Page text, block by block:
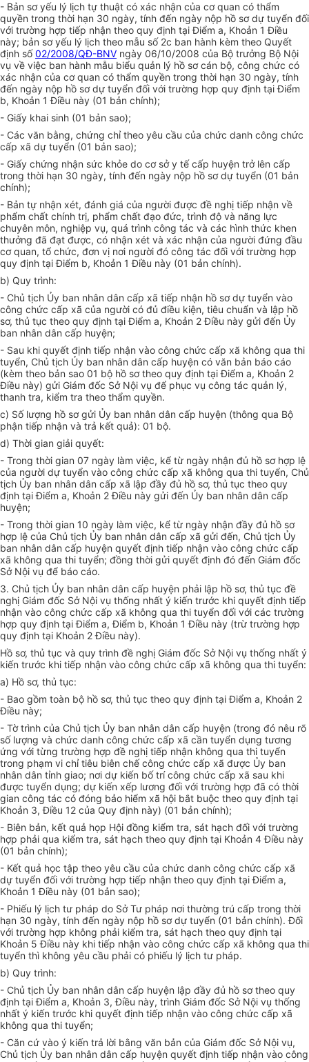
- Bản sơ yếu lý lịch tự thuật có xác nhận của cơ quan có thẩm
quyền trong thời hạn 30 ngày, tính đến ngày nộp hồ sơ dự tuyển đối
với trường hợp tiếp nhận theo quy định tại Điểm a, Khoản 1 Điều
này; bản sơ yếu lý lịch theo mẫu số 2c ban hành kèm theo Quyết
định số02/2008/QĐ-BNV ngày 06/10/2008 của Bộ trưởng Bộ Nội
vụ về việc ban hành mẫu biểu quản lý hồ sơ cán bộ, công chức có
xác nhận của cơ quan có thẩm quyền trong thời hạn 30 ngày, tính
đến ngày nộp hồ sơ dự tuyển đối với trường hợp quy định tại Điểm
b, Khoản 1 Điều này (01 bản chính);
- Giấy khai sinh (01 bản sao);
- Các văn bằng, chứng chỉ theo yêu cầu của chức danh công chức
cấp xã dự tuyển (01 bản sao);
- Giấy chứng nhận sức khỏe do cơ sở y tế cấp huyện trở lên cấp
trong thời hạn 30 ngày, tính đến ngày nộp hồ sơ dự tuyển (01 bản
chính);
- Bản tự nhận xét, đánh giá của người được đề nghị tiếp nhận về
phẩm chất chính trị, phẩm chất đạo đức, trình độ và năng lực
chuyên môn, nghiệp vụ, quá trình công tác và các hình thức khen
thưởng đã đạt được, có nhận xét và xác nhận của người đứng đầu
cơ quan, tổ chức, đơn vị nơi người đó công tác đối với trường hợp
quy định tại Điểm b, Khoản 1 Điều này (01 bản chính).
b) Quy trình:
- Chủ tịch Ủy ban nhân dân cấp xã tiếp nhận hồ sơ dự tuyển vào
công chức cấp xã của người có đủ điều kiện, tiêu chuẩn và lập hồ
sơ, thủ tục theo quy định tại Điểm a, Khoản 2 Điều này gửi đến Ủy
ban nhân dân cấp huyện;
- Sau khi quyết định tiếp nhận vào công chức cấp xã không qua thi
tuyển, Chủ tịch Ủy ban nhân dân cấp huyện có văn bản báo cáo
(kèm theo bản sao 01 bộ hồ sơ theo quy định tại Điểm a, Khoản 2
Điều này) gửi Giám đốc Sở Nội vụ để phục vụ công tác quản lý,
thanh tra, kiểm tra theo thẩm quyền.
c) Số lượng hồ sơ gửi Ủy ban nhân dân cấp huyện (thông qua Bộ
phận tiếp nhận và trả kết quả): 01 bộ.
d) Thời gian giải quyết:
- Trong thời gian 07 ngày làm việc, kể từ ngày nhận đủ hồ sơ hợp lệ
của người dự tuyển vào công chức cấp xã không qua thi tuyển, Chủ
tịch Ủy ban nhân dân cấp xã lập đầy đủ hồ sơ, thủ tục theo quy
định tại Điểm a, Khoản 2 Điều này gửi đến Ủy ban nhân dân cấp
huyện;
- Trong thời gian 10 ngày làm việc, kể từ ngày nhận đầy đủ hồ sơ
hợp lệ của Chủ tịch Ủy ban nhân dân cấp xã gửi đến, Chủ tịch Ủy
ban nhân dân cấp huyện quyết định tiếp nhận vào công chức cấp
xã không qua thi tuyển; đồng thời gửi quyết định đó đến Giám đốc
Sở Nội vụ để báo cáo.
3. Chủ tịch Ủy ban nhân dân cấp huyện phải lập hồ sơ, thủ tục đề
nghị Giám đốc Sở Nội vụ thống nhất ý kiến trước khi quyết định tiếp
nhận vào công chức cấp xã không qua thi tuyển đối với các trường
hợp quy định tại Điểm a, Điểm b, Khoản 1 Điều này (trừ trường hợp
quy định tại Khoản 2 Điều này).
Hồ sơ, thủ tục và quy trình đề nghị Giám đốc Sở Nội vụ thống nhất ý
kiến trước khi tiếp nhận vào công chức cấp xã không qua thi tuyển:
a) Hồ sơ, thủ tục:
- Bao gồm toàn bộ hồ sơ, thủ tục theo quy định tại Điểm a, Khoản 2
Điều này;
- Tờ trình của Chủ tịch Ủy ban nhân dân cấp huyện (trong đó nêu rõ
số lượng và chức danh công chức cấp xã cần tuyển dụng tương
ứng với từng trường hợp đề nghị tiếp nhận không qua thi tuyển
trong phạm vi chỉ tiêu biên chế công chức cấp xã được Ủy ban
nhân dân tỉnh giao; nơi dự kiến bố trí công chức cấp xã sau khi
được tuyển dụng; dự kiến xếp lương đối với trường hợp đã có thời
gian công tác có đóng bảo hiểm xã hội bắt buộc theo quy định tại
Khoản 3, Điều 12 của Quy định này) (01 bản chính);
- Biên bản, kết quả họp Hội đồng kiểm tra, sát hạch đối với trường
hợp phải qua kiểm tra, sát hạch theo quy định tại Khoản 4 Điều này
(01 bản chính);
- Kết quả học tập theo yêu cầu của chức danh công chức cấp xã
dự tuyển đối với trường hợp tiếp nhận theo quy định tại Điểm a,
Khoản 1 Điều này (01 bản sao);
- Phiếu lý lịch tư pháp do Sở Tư pháp nơi thường trú cấp trong thời
hạn 30 ngày, tính đến ngày nộp hồ sơ dự tuyển (01 bản chính). Đối
với trường hợp không phải kiểm tra, sát hạch theo quy định tại
Khoản 5 Điều này khi tiếp nhận vào công chức cấp xã không qua thi
tuyển thì không yêu cầu phải có phiếu lý lịch tư pháp.
b) Quy trình:
- Chủ tịch Ủy ban nhân dân cấp huyện lập đầy đủ hồ sơ theo quy
định tại Điểm a, Khoản 3, Điều này, trình Giám đốc Sở Nội vụ thống
nhất ý kiến trước khi quyết định tiếp nhận vào công chức cấp xã
không qua thi tuyển;
- Căn cứ vào ý kiến trả lời bằng văn bản của Giám đốc Sở Nội vụ,
Chủ tịch Ủy ban nhân dân cấp huyện quyết định tiếp nhận vào công